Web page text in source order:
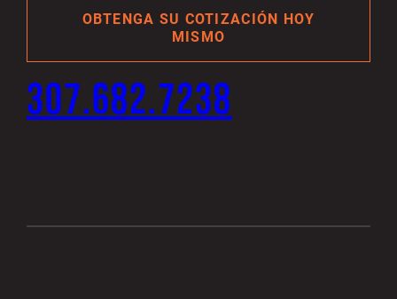
OBTENGA SU COTIZACIÓN HOY
MISMO
307.682.7238